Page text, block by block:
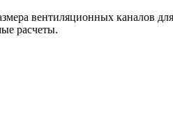
вентиляционных каналов
расчеты.